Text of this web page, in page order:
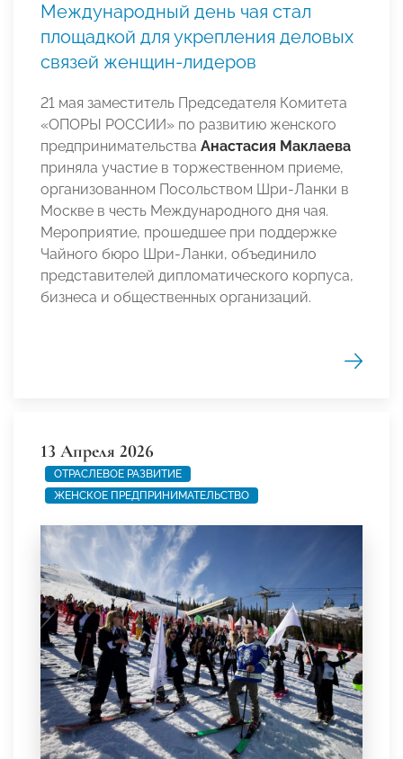
Международный день чая стал
площадкой для укрепления деловых
связей женщин-лидеров
21 мая заместитель Председателя Комитета
«ОПОРЫ РОССИИ» по развитию женского
предпринимательства Анастасия Маклаева
приняла участие в торжественном приеме,
организованном Посольством Шри-Ланки в
Москве в честь Международного дня чая.
Мероприятие, прошедшее при поддержке
Чайного бюро Шри-Ланки, объединило
представителей дипломатического корпуса,
бизнеса и общественных организаций.
13 Апреля 2026
ОТРАСЛЕВОЕ РАЗВИТИЕ
ЖЕНСКОЕ ПРЕДПРИНИМАТЕЛЬСТВО